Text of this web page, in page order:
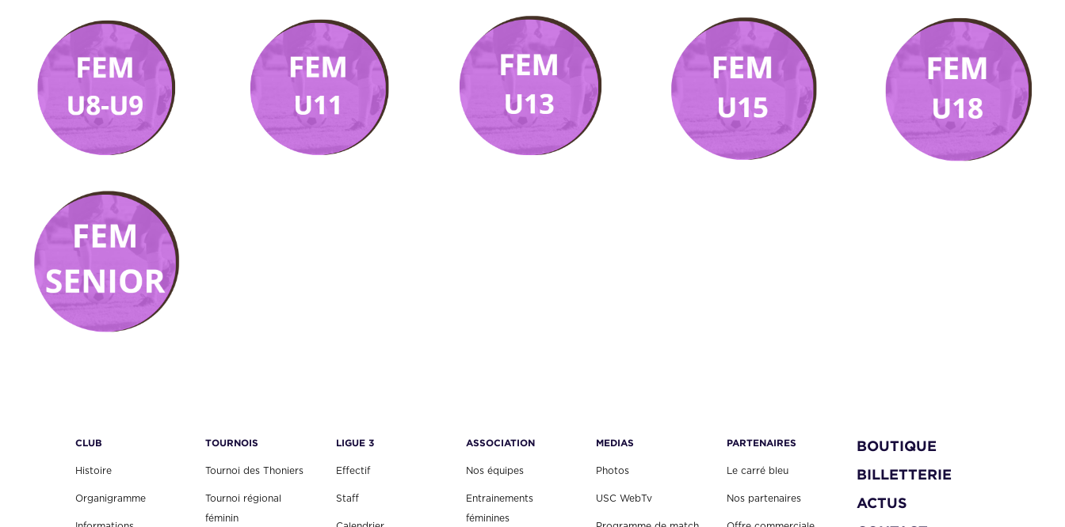
CLUB
Histoire
Organigramme
TOURNOIS
Tournoi des Thoniers
Tournoi régional
féminin
LIGUE 3
Effectif
Staff
ASSOCIATION
Nos équipes
Entrainements
féminines
MEDIAS
Photos
USC WebTv
PARTENAIRES
Le carré bleu
Nos partenaires
BOUTIQUE
BILLETTERIE
ACTUS